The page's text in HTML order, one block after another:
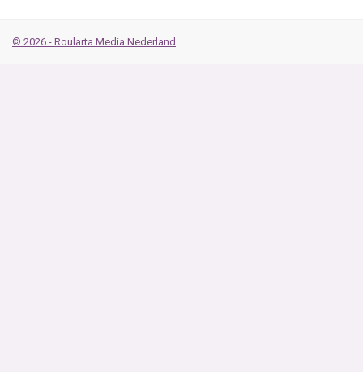
© 2026 - Roularta Media Nederland